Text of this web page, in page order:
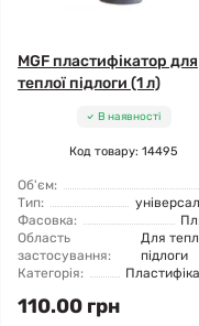
MGF пластифікатор для
теплої підлоги (1 л)
В наявності
Код товару: 14495
Об'єм:
Тип:
Фасовка:
Область
застосування:
Для
підлоги
Категорія:
110.00 грн